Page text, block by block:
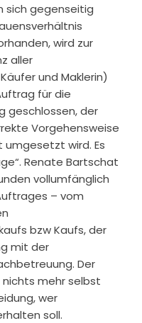
sich gegenseitig
wird zur
aller
und Maklerin)
für die
geschlossen, der
Vorgehensweise
wird. Es
Renate Bartschat
vollumfänglich
– vom
bzw Kaufs, der
mit der
Der
mehr selbst
wer
soll.